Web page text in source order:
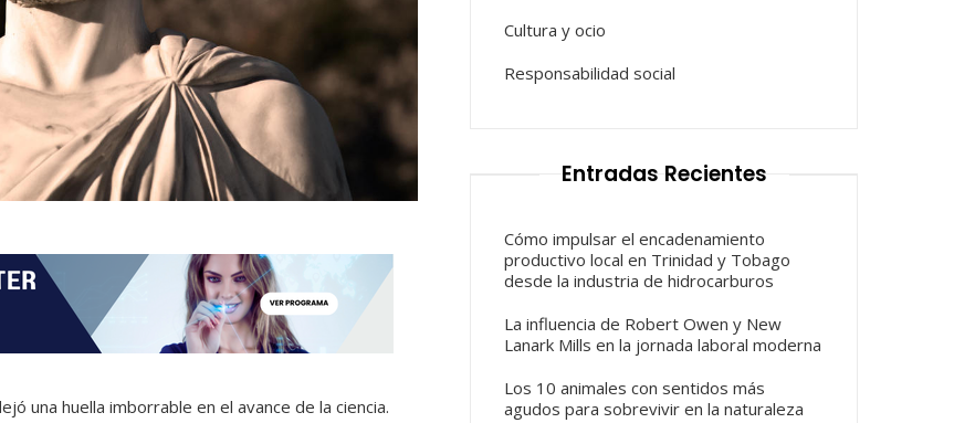
una huella imborrable en el avance de la ciencia.
Cultura y ocio
Responsabilidad social
Entradas Recientes
Cómo impulsar el encadenamiento
productivo local en Trinidad y Tobago
desde la industria de hidrocarburos
La influencia de Robert Owen y New
Lanark Mills en la jornada laboral moderna
Los 10 animales con sentidos más
agudos para sobrevivir en la naturaleza